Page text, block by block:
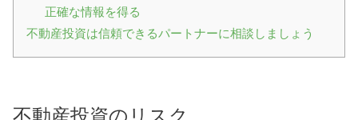
正確な情報を得る
不動産投資は信頼できるパートナーに相談しましょう
不動産投資のリスク